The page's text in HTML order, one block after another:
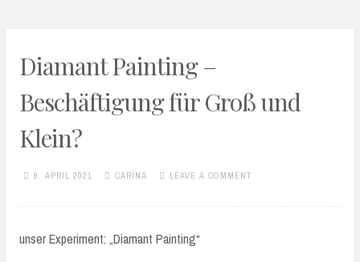
Diamant Painting –
Beschäftigung für Groß und
Klein?
9. APRIL 2021 CARINA LEAVE A COMMENT
unser Experiment: „Diamant Painting“